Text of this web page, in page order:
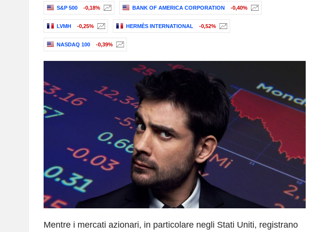
S&P 500 -0,18% BANK OF AMERICA CORPORATION -0,40%
LVMH -0,25% HERMÈS INTERNATIONAL -0,52%
NASDAQ 100 -0,39%
Mentre i mercati azionari, in particolare negli Stati Uniti, registrano